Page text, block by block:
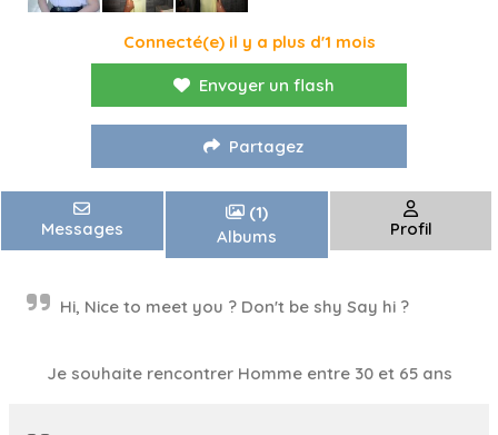
Connecté(e) il y a plus d'1 mois
Envoyer un flash
Partagez
Messages
(1)
Albums
Profil
Hi, Nice to meet you ? Don't be shy Say hi ?
Je souhaite rencontrer Homme entre 30 et 65 ans